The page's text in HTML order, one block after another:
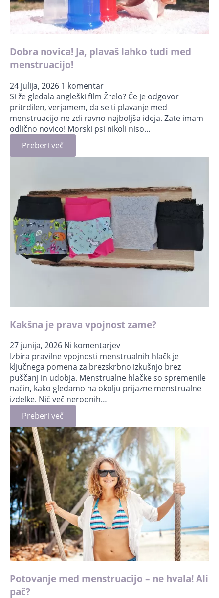
Dobra novica! Ja, plavaš lahko tudi med
menstruacijo!
24 julija, 2026 1 komentar
Si že gledala angleški film Žrelo? Če je odgovor
pritrdilen, verjamem, da se ti plavanje med
menstruacijo ne zdi ravno najboljša ideja. Zate imam
odlično novico! Morski psi nikoli niso…
Preberi več
Kakšna je prava vpojnost zame?
27 junija, 2026 Ni komentarjev
Izbira pravilne vpojnosti menstrualnih hlačk je
ključnega pomena za brezskrbno izkušnjo brez
puščanj in udobja. Menstrualne hlačke so spremenile
način, kako gledamo na okolju prijazne menstrualne
izdelke. Nič več nerodnih…
Preberi več
Potovanje med menstruacijo – ne hvala! Ali
pač?